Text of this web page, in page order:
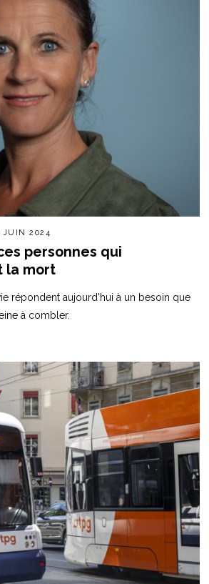
JUIN 2024
personnes qui
la mort
répondent aujourd'hui à un besoin que
à combler.